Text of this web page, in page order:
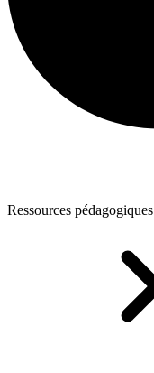
Ressources pédagogiques